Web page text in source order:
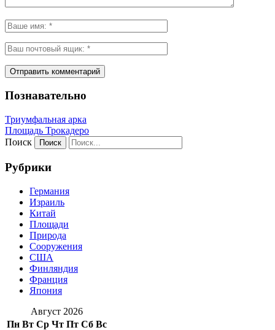
Познавательно
Триумфальная арка
Площадь Трокадеро
Поиск
Рубрики
Германия
Израиль
Китай
Площади
Природа
Сооружения
США
Финляндия
Франция
Япония
Август 2026
Пн Вт Ср Чт Пт Сб Вс